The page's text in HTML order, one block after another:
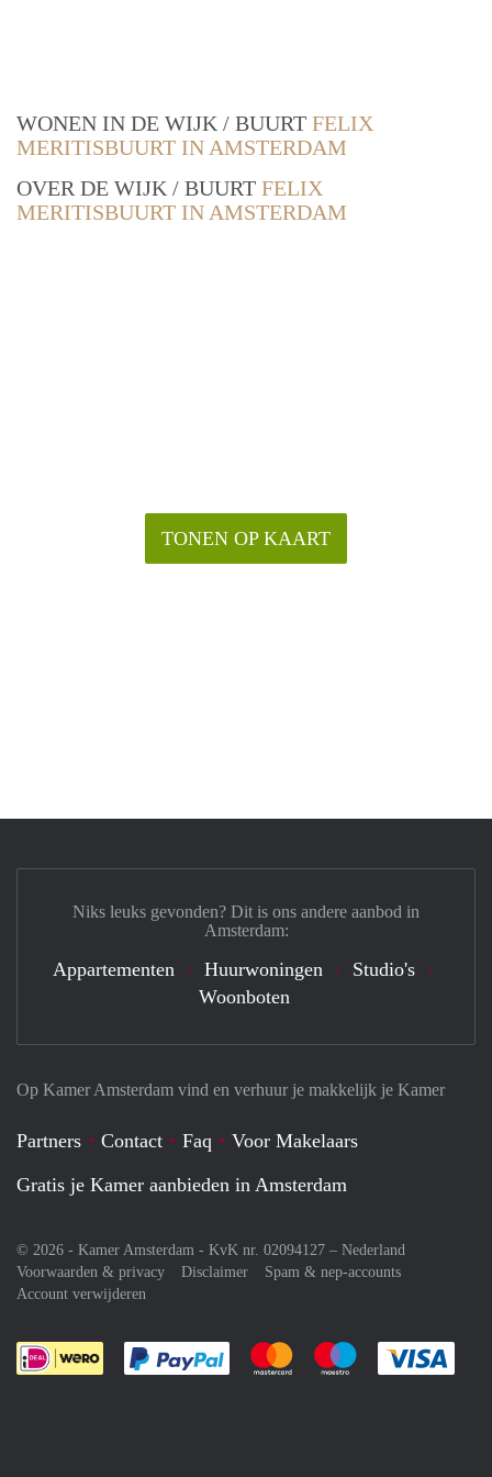
WONEN IN DE WIJK / BUURT FELIX
MERITISBUURT IN AMSTERDAM
OVER DE WIJK / BUURT FELIX
MERITISBUURT IN AMSTERDAM
TONEN OP KAART
Op Kamer Amsterdam vind en verhuur je makkelijk je Kamer
Partners Contact Faq
Voor Makelaars
Gratis je Kamer aanbieden in Amsterdam
© 2026 - Kamer Amsterdam - KvK nr. 02094127 – Nederland
Voorwaarden & privacy
Disclaimer
Spam & nep-accounts
Account verwijderen
Je rekent gemakkelijk af met Paypal
Je rekent gemakkelijk af met
Je rekent
Niks leuks gevonden? Dit is ons andere aanbod in
Amsterdam:
Appartementen Huurwoningen
Studio's
Woonboten